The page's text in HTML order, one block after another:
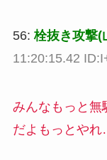
56:栓抜き攻撃(
11:20:15.42
みんなもっと無
だよもっとや